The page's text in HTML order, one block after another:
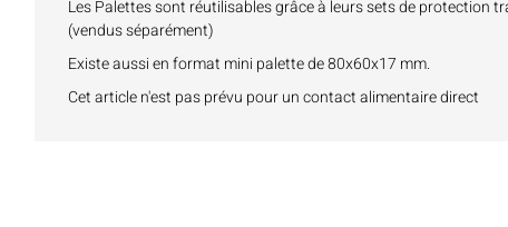
Les Palettes sont réutilisables grâce à leurs sets de protection
(vendus séparément)
Existe aussi en format mini palette de 80x60x17 mm.
Cet article n'est pas prévu pour un contact alimentaire direct